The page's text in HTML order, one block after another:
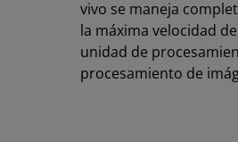
vivo se maneja
la máxima velocidad
unidad de
procesamiento de